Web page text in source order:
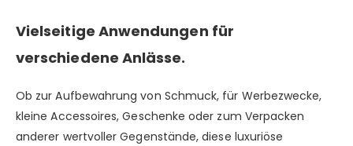
Vielseitige Anwendungen für
verschiedene Anlässe.
Ob zur Aufbewahrung von Schmuck, für Werbezwecke,
kleine Accessoires, Geschenke oder zum Verpacken
anderer wertvoller Gegenstände, diese luxuriöse